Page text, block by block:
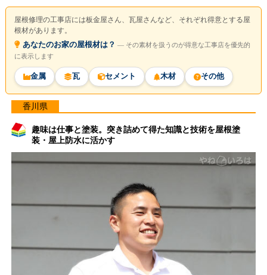
屋根修理の工事店には板金屋さん、瓦屋さんなど、それぞれ得意とする屋
根材があります。
あなたのお家の屋根材は？ ― その素材を扱うのが得意な工事店を優先的
に表示します
金属 瓦 セメント 木材 その他
香川県
趣味は仕事と塗装。突き詰めて得た知識と技術を屋根塗
装・屋上防水に活かす